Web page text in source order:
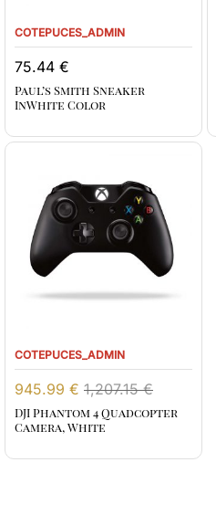
COTEPUCES_ADMIN
75.44 €
Paul’s Smith Sneaker
InWhite Color
COTEPUCES_ADMIN
945.99 € 1,207.15€
DJI Phantom 4 Quadcopter
Camera, White